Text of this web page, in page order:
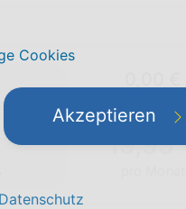
19,99
Cookies
Akzeptieren
Datenschutz